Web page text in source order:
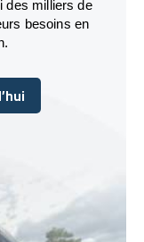
des milliers de
besoins en